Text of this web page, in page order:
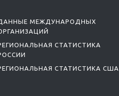
МЕЖДУНАРОДНЫХ
СТАТИСТИКА
СТАТИСТИКА США